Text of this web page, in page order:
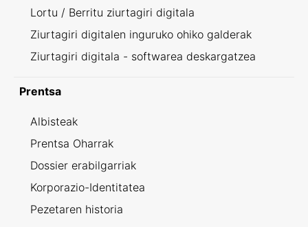
Lortu / Berritu ziurtagiri digitala
Ziurtagiri digitalen inguruko ohiko galderak
Ziurtagiri digitala - softwarea deskargatzea
Prentsa
Albisteak
Prentsa Oharrak
Dossier erabilgarriak
Korporazio-Identitatea
Pezetaren historia